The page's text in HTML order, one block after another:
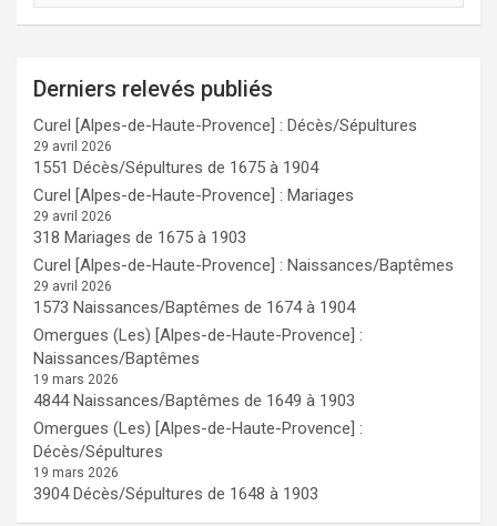
Derniers relevés publiés
Curel [Alpes-de-Haute-Provence] : Décès/Sépultures
29 avril 2026
1551 Décès/Sépultures de 1675 à 1904
Curel [Alpes-de-Haute-Provence] : Mariages
29 avril 2026
318 Mariages de 1675 à 1903
Curel [Alpes-de-Haute-Provence] : Naissances/Baptêmes
29 avril 2026
1573 Naissances/Baptêmes de 1674 à 1904
Omergues (Les) [Alpes-de-Haute-Provence] :
Naissances/Baptêmes
19 mars 2026
4844 Naissances/Baptêmes de 1649 à 1903
Omergues (Les) [Alpes-de-Haute-Provence] :
Décès/Sépultures
19 mars 2026
3904 Décès/Sépultures de 1648 à 1903